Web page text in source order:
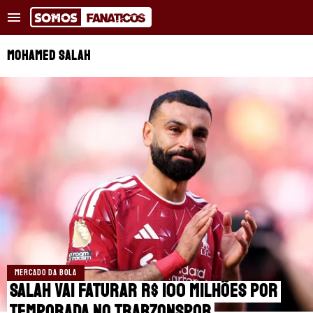
Tendências : Vinicius Júnior supera marca
NOTÍCIAS RECENTES
COPA DO MUNDO
REAL MADRID
BARCELONA
APOSTAS
MOHAMED SALAH
MERCADO DA BOLA
Salah vai faturar R$ 100 milhões por